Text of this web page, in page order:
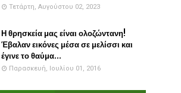
Τετάρτη, Αυγούστου 02, 2023
Η θρησκεία μας είναι ολοζώντανη!
Έβαλαν εικόνες μέσα σε μελίσσι και
έγινε το θαύμα...
Παρασκευή, Ιουλίου 01, 2016